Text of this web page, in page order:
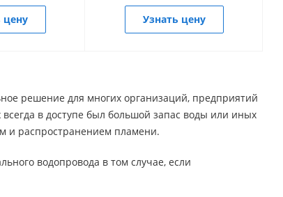
цену Узнать цену
решение для многих организаций, предприятий
в доступе был большой запас воды или иных
и распространением пламени.
водопровода в том случае, если